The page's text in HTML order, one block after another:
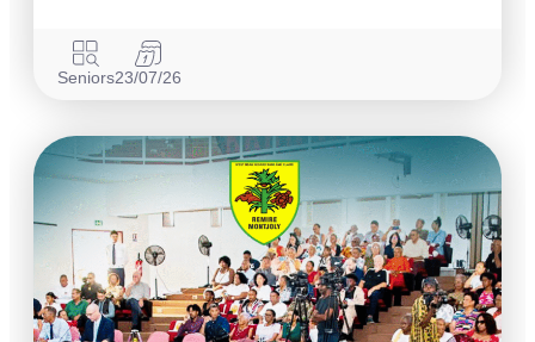
Seniors23/07/26